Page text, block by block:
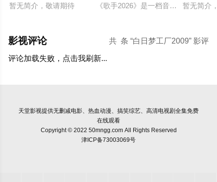
暂无简介，敬请期待 《歌手2026》是一档音乐交流竞技
暂无简介
共 条 “白日梦工厂2009” 影评
影视评论
评论加载失败，点击我刷新...
天堂影视提供无删减电影、热血动漫、搞笑综艺、高清电视剧全集免费
在线观看
Copyright © 2022 50mngg.com All Rights Reserved
津ICP备73003069号